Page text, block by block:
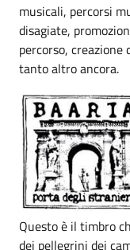
musicali, percorsi
disagiate,
percorso,
tanto altro ancora.
Questo è il timbro
dei pellegrini dei